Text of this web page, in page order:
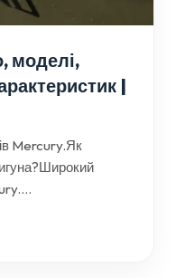
моделі,
|
Mercury.Як